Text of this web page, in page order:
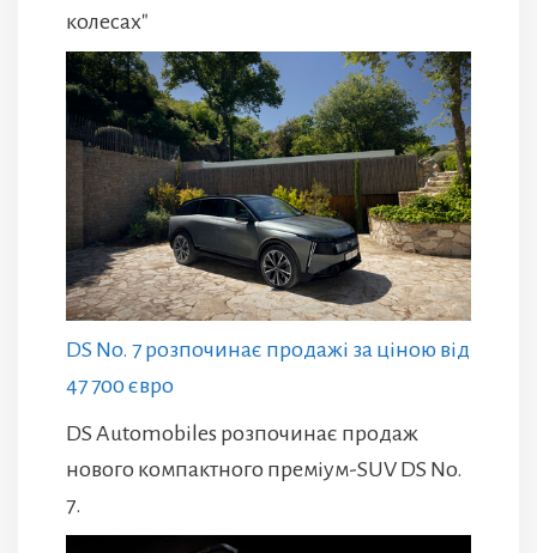
колесах"
DS No. 7 розпочинає продажі за ціною від
47 700 євро
DS Automobiles розпочинає продаж
нового компактного преміум-SUV DS No.
7.